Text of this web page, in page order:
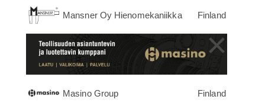
Mansner Oy Hienomekaniikka Finland
×
Masino Group Finland